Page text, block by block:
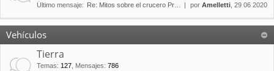
Último mensaje:
Re: Mitos sobre el crucero Pr… por Amelletti , 29 06 2020
Vehículos
Tierra
Temas: 127 Mensajes: 786